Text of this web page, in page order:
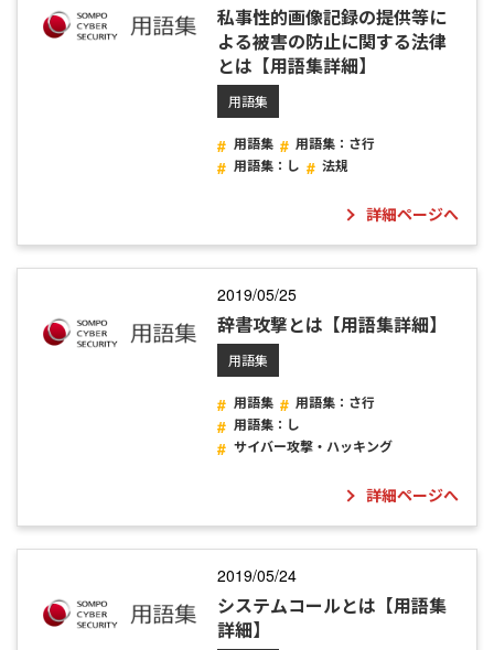
私事性的画像記録の提供等に
よる被害の防止に関する法律
とは【用語集詳細】
用語集
用語集
用語集：さ行
用語集：し
法規
詳細ページへ
2019/05/25
辞書攻撃とは【用語集詳細】
用語集
用語集
用語集：さ行
用語集：し
サイバー攻撃・ハッキング
詳細ページへ
2019/05/24
システムコールとは【用語集
詳細】